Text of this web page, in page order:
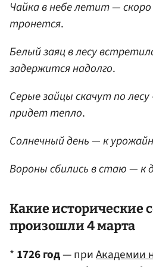
Чайка в небе летит — скоро
тронется.
Белый заяц в лесу
задержится надолго.
Серые зайцы скачут по
придет тепло.
Солнечный день — к
Вороны сбились в стаю — к
Какие исторические
произошли 4 марта
* 1726 год— приАкадемии